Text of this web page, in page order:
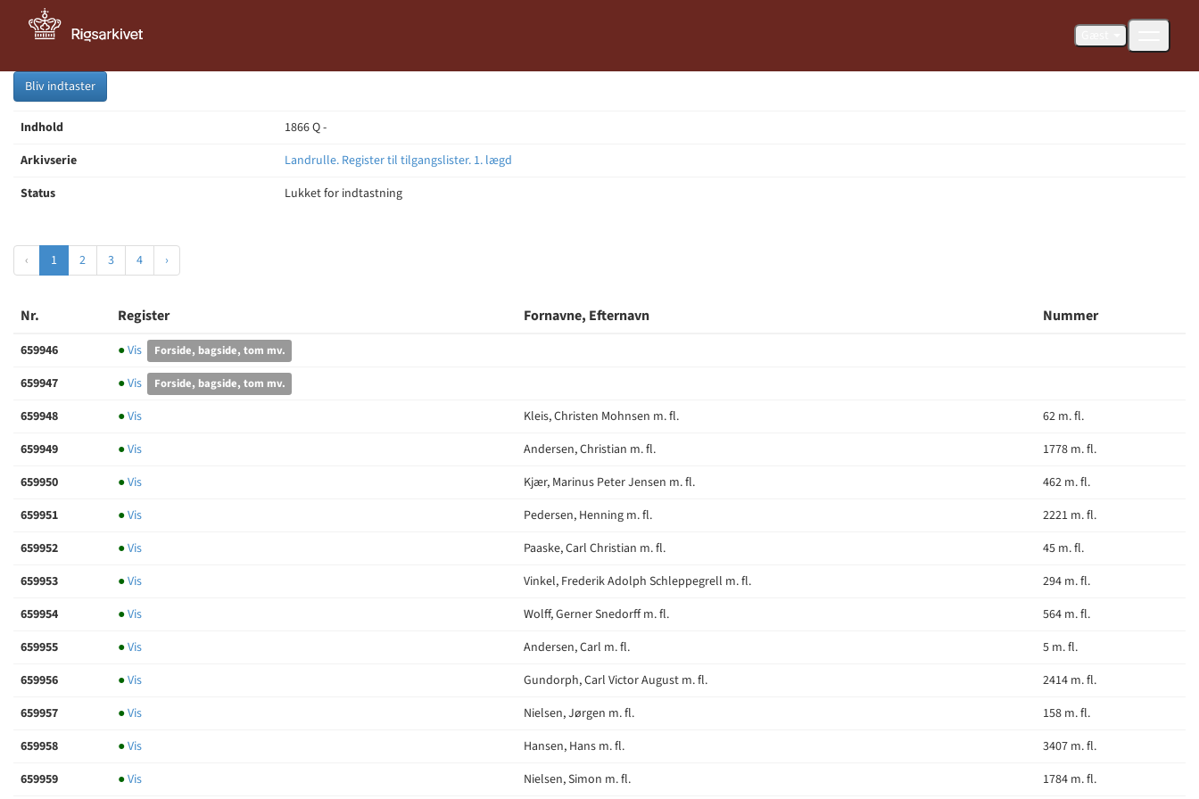
Bliv indtaster
Indhold
1866 Q -
Arkivserie
Landrulle. Register til tilgangslister. 1. lægd
Status
Lukket for indtastning
‹ 1 2 3 4 ›
Nr. Register Fornavne, Efternavn Nummer
659946 ●Vis Forside, bagside, tom mv.
659947 ●Vis Forside, bagside, tom mv.
659948 ●Vis Kleis, Christen Mohnsen m. fl.
62 m. fl.
659949
●Vis Andersen, Christian m. fl.
1778 m. fl.
659950
●Vis Kjær, Marinus Peter Jensen m. fl.
462 m. fl.
659951
●Vis Pedersen, Henning m. fl.
2221 m. fl.
659952
●Vis Paaske, Carl Christian m. fl.
45 m. fl.
659953
●Vis Vinkel, Frederik Adolph Schleppegrell m. fl.
294 m. fl.
659954
●Vis Wolff, Gerner Snedorff m. fl.
564 m. fl.
659955
●Vis Andersen, Carl m. fl.
5 m. fl.
659956
●Vis Gundorph, Carl Victor August m. fl.
2414 m. fl.
659957
●Vis Nielsen, Jørgen m. fl.
158 m. fl.
659958
●Vis Hansen, Hans m. fl.
3407 m. fl.
659959
●Vis Nielsen, Simon m. fl. 1784 m. fl.